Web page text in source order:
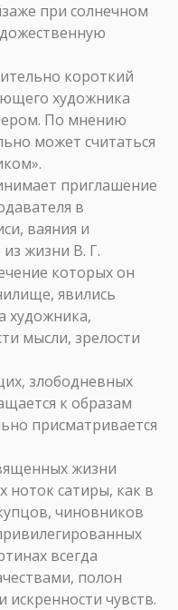
при солнечном
короткий
художника
По мнению
может считаться
приглашение
в
ваяния и
жизни В. Г.
которых он
явились
художника,
мысли, зрелости
злободневных
к образам
присматривается
жизни
ноток сатиры, как в
чиновников
всегда
полон
чувств.